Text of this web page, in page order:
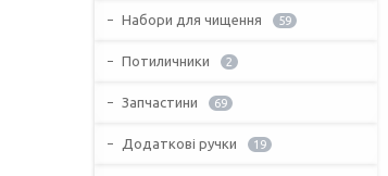
Набори для чищення 59
Потиличники 2
Запчастини 69
Додаткові ручки 19